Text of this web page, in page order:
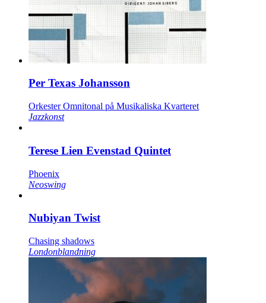
Per Texas Johansson
Orkester Omnitonal på Musikaliska Kvarteret
Jazzkonst
Terese Lien Evenstad Quintet
Phoenix
Neoswing
Nubiyan Twist
Chasing shadows
Londonblandning